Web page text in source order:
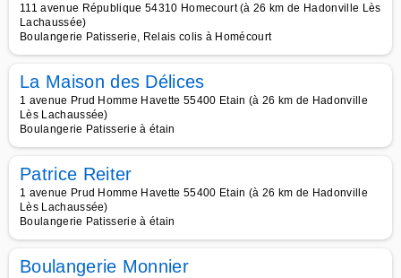
111 avenue République 54310 Homecourt (à 26 km de Hadonville Lès
Lachaussée)
Boulangerie Patisserie, Relais colis à Homécourt
La Maison des Délices
1 avenue Prud Homme Havette 55400 Etain (à 26 km de Hadonville
Lès Lachaussée)
Boulangerie Patisserie à étain
Patrice Reiter
1 avenue Prud Homme Havette 55400 Etain (à 26 km de Hadonville
Lès Lachaussée)
Boulangerie Patisserie à étain
Boulangerie Monnier